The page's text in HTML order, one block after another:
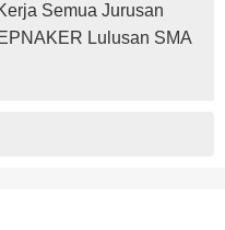
Semua Jurusan
Lulusan SMA